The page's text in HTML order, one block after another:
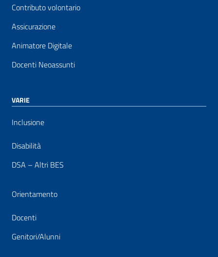
Contributo volontario
Assicurazione
Animatore Digitale
Docenti Neoassunti
VARIE
Inclusione
Disabilità
DSA – Altri BES
Orientamento
Docenti
Genitori/Alunni